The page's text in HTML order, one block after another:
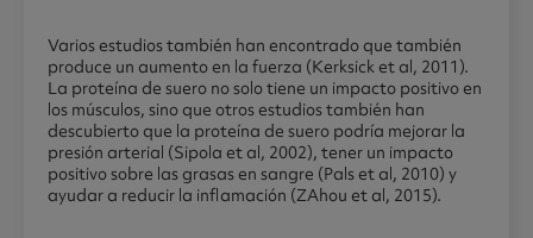
Varios estudios también han encontrado que también
produce un aumento en la fuerza (Kerksick et al, 2011).
La proteína de suero no solo tiene un impacto positivo en
los músculos, sino que otros estudios también han
descubierto que la proteína de suero podría mejorar la
presión arterial (Sipola et al, 2002), tener un impacto
positivo sobre las grasas en sangre (Pals et al, 2010) y
ayudar a reducir la inflamación (ZAhou et al, 2015).